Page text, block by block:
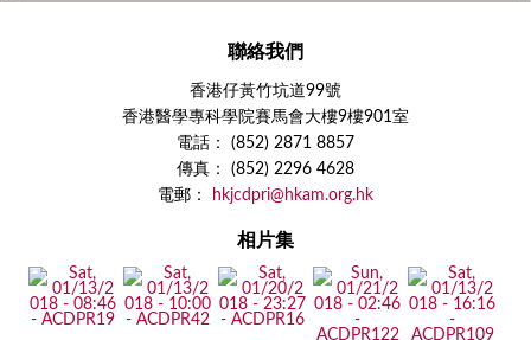
聯絡我們
香港仔黃竹坑道99號
香港醫學專科學院賽馬會大樓9樓901室
電話： (852) 2871 8857
傳真： (852) 2296 4628
電郵：
hkjcdpri@hkam.org.hk
相片集